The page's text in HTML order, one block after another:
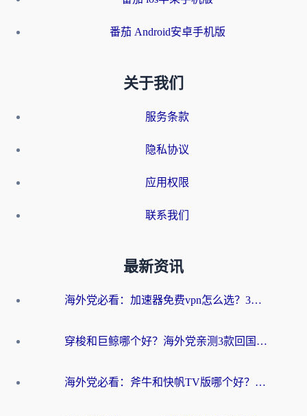
番茄 Android安卓手机版
关于我们
服务条款
隐私协议
应用权限
联系我们
最新资讯
海外党必看：加速器免费vpn怎么选？3步教你无缝访问国内资源
穿梭和巨鲸哪个好？海外党亲测3款回国加速器，教你避开90%的坑
海外党必看：斧牛和快帆TV版哪个好？3分钟选对回国加速器，无缝刷B站、追热剧